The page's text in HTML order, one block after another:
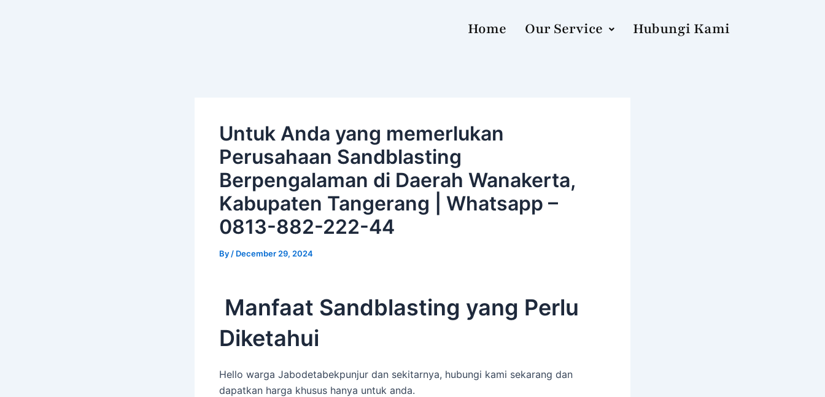
Home Our Service Hubungi Kami
Untuk Anda yang memerlukan
Perusahaan Sandblasting
Berpengalaman di Daerah Wanakerta,
Kabupaten Tangerang | Whatsapp –
0813-882-222-44
By / December 29, 2024
Manfaat Sandblasting yang Perlu
Diketahui
Hello warga Jabodetabekpunjur dan sekitarnya, hubungi kami sekarang dan
dapatkan harga khusus hanya untuk anda.